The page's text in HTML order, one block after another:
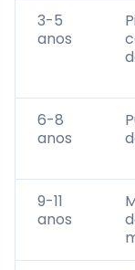
3-5
anos
6-8
anos
9-11
anos